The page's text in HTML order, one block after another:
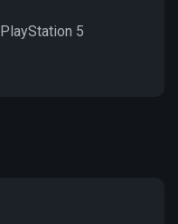
PlayStation 5